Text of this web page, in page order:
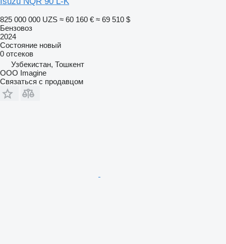
825 000 000 UZS ≈ 60 160 € ≈ 69 510 $
Бензовоз
2024
Состояние новый
0 отсеков
Узбекистан, Тошкент
OOO Imagine
Связаться с продавцом